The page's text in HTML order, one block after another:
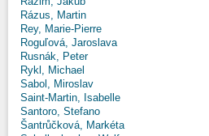
Rázus, Martin
Rey, Marie-Pierre
Roguľová, Jaroslava
Rusnák, Peter
Rykl, Michael
Sabol, Miroslav
Saint-Martin, Isabelle
Santoro, Stefano
Šantrůčková, Markéta